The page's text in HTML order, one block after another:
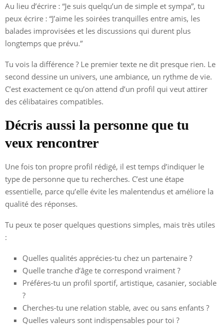
Au lieu d’écrire : “Je suis quelqu’un de simple et sympa”, tu
peux écrire : “J’aime les soirées tranquilles entre amis, les
balades improvisées et les discussions qui durent plus
longtemps que prévu.”
Tu vois la différence ? Le premier texte ne dit presque rien. Le
second dessine un univers, une ambiance, un rythme de vie.
C’est exactement ce qu’on attend d’un profil qui veut attirer
des célibataires compatibles.
Décris aussi la personne que tu
veux rencontrer
Une fois ton propre profil rédigé, il est temps d’indiquer le
type de personne que tu recherches. C’est une étape
essentielle, parce qu’elle évite les malentendus et améliore la
qualité des réponses.
Tu peux te poser quelques questions simples, mais très utiles
:
Quelles qualités apprécies-tu chez un partenaire ?
Quelle tranche d’âge te correspond vraiment ?
Préféres-tu un profil sportif, artistique, casanier, sociable
?
Cherches-tu une relation stable, avec ou sans enfants ?
Quelles valeurs sont indispensables pour toi ?